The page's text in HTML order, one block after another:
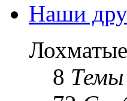
Наши
8 Темы